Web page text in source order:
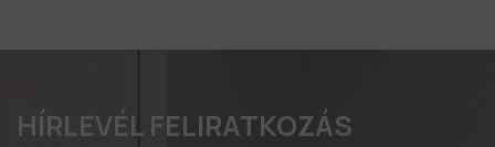
HÍRLEVÉL FELIRATKOZÁS